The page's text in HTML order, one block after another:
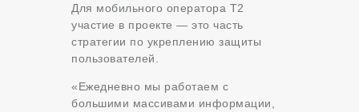
Для мобильного оператора Т2
участие в проекте — это часть
стратегии по укреплению защиты
пользователей.
«Ежедневно мы работаем с
большими массивами информации,